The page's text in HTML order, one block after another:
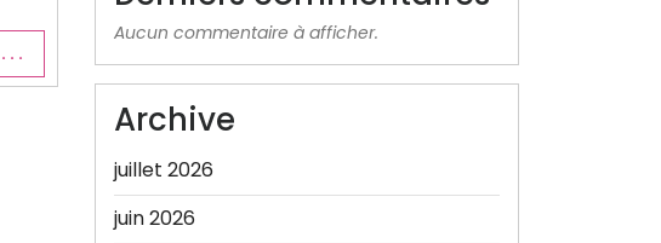
. .
Aucun commentaire à afficher.
Archive
juillet 2026
juin 2026